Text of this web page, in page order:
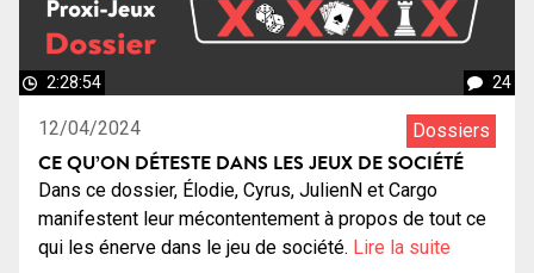
2:28:54 24
12/04/2024 Dossiers
CE QU’ON DÉTESTE DANS LES JEUX DE SOCIÉTÉ
Dans ce dossier, Élodie, Cyrus, JulienN et Cargo
manifestent leur mécontentement à propos de tout ce
qui les énerve dans le jeu de société. Lire la suite